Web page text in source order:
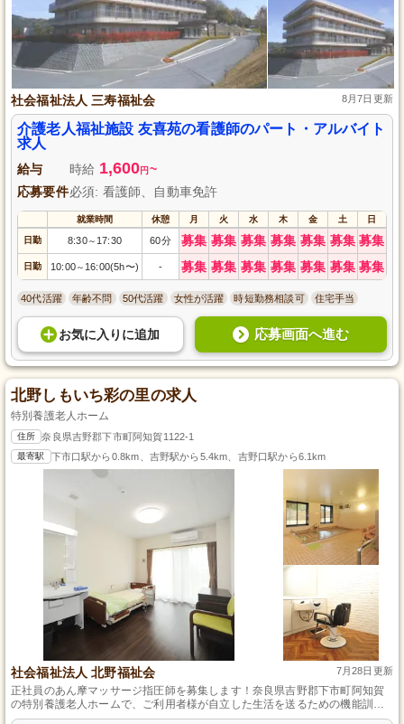
社会福祉法人 三寿福祉会 8月7日更新
介護老人福祉施設 友喜苑の看護師のパート・アルバイト
求人
給与 時給 1,600円 ~
応募要件必須: 看護師、自動車免許
就業時間 休憩 月 火 水 木 金 土 日
日勤 8:30～ 17:30 60分 募集 募集 募集 募集 募集 募集 募集
日勤 10:00～ 16:00(5h〜) - 募集 募集 募集 募集 募集 募集 募集
40代活躍 年齢不問 50代活躍 女性が活躍 時短勤務相談可 住宅手当
お気に入り に追加 応募画面へ進む
北野しもいち彩の里の求人
特別養護老人ホーム
住所 奈良県吉野郡下市町阿知賀1122-1
最寄駅 下市口駅から0.8km、吉野駅から5.4km、吉野口駅から6.1km
社会福祉法人 北野福祉会 7月28日更新
正社員のあん摩マッサージ指圧師を募集します！奈良県吉野郡下市町阿知賀
の特別養護老人ホームで、ご利用者様が自立した生活を送るための機能訓練
や計画書作成をお願いします。あなたの技術で人々のQOL向上に貢献し、感